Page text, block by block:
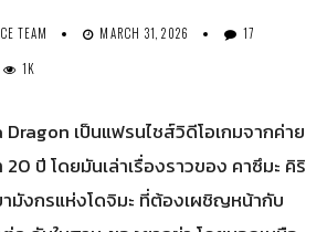
TEAM MARCH 31, 2026
17
1K
เป็นแฟรนไชส์วิดีโอเกมจากค่าย
ปี โดยมันเล่าเรื่องราวของ คาซึมะ คิริ
ามังกรแห่งโดจิมะ ที่ต้องเผชิญหน้ากับ